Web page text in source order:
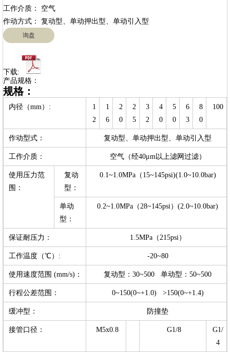
工作介质： 空气
询盘
下载:
产品规格：
规格：
内径（mm）:
1
2
1
6
2
0
2
5
3
2
4
0
5
0
6
3
8
0
100
作动型式： 复动型、单动押出型、单动引入型
工作介质： 空气（经40μm以上滤网过滤）
使用压力范
围：
复动
型：
0.1~1.0MPa（15~145psi)(1.0~10.0bar)
单动
型：
0.2~1.0MPa（28~145psi）(2.0~10.0bar)
保证耐压力： 1.5MPa（215psi）
工作温度（℃）: -20~80
使用速度范围 (mm/s)： 复动型：30~500 单动型：50~500
行程公差范围： 0~150(0~+1.0) >150(0~+1.4)
缓冲型： 防撞垫
接管口径： M5x0.8 G1/8
G1/
4